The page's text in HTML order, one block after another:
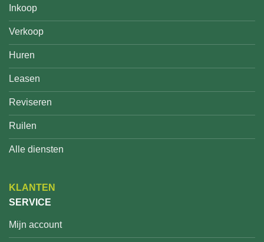
Inkoop
Verkoop
Huren
Leasen
Reviseren
Ruilen
Alle diensten
KLANTEN
SERVICE
Mijn account